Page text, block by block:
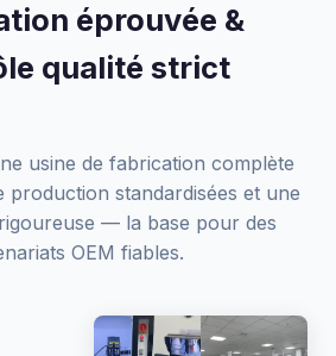
éprouvée &
qualité strict
usine de fabrication complète
production standardisées et une
— la base pour des
OEM fiables.